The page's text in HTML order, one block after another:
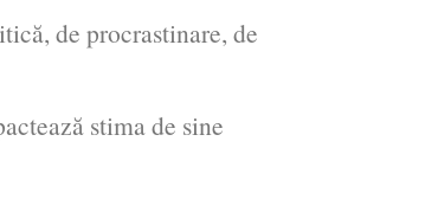
de procrastinare, de
stima de sine